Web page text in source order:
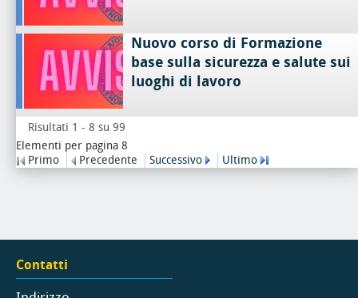
Nuovo corso di Formazione
base sulla sicurezza e salute sui
luoghi di lavoro
Risultati 1 - 8 su 99
Elementi per pagina 8
Primo
Precedente Successivo Ultimo
Contatti